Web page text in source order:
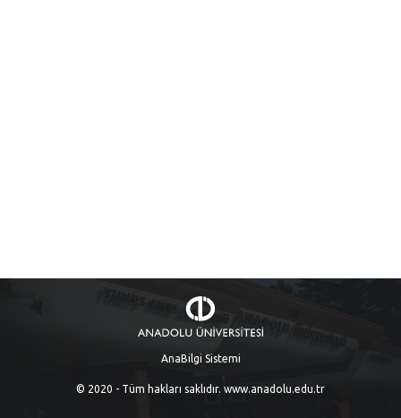
AnaBilgi Sistemi
© 2020 - Tüm hakları saklıdır. www.anadolu.edu.tr